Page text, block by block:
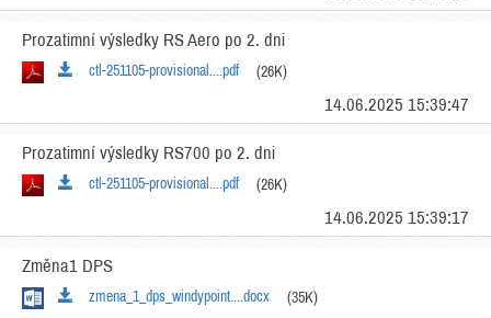
Prozatimní výsledky RS Aero po 2. dni
ctl-251105-provisional....pdf (26K)
14.06.2025 15:39:47
Prozatimní výsledky RS700 po 2. dni
ctl-251105-provisional....pdf (26K)
14.06.2025 15:39:17
Změna1 DPS
zmena_1_dps_windypoint....docx (35K)